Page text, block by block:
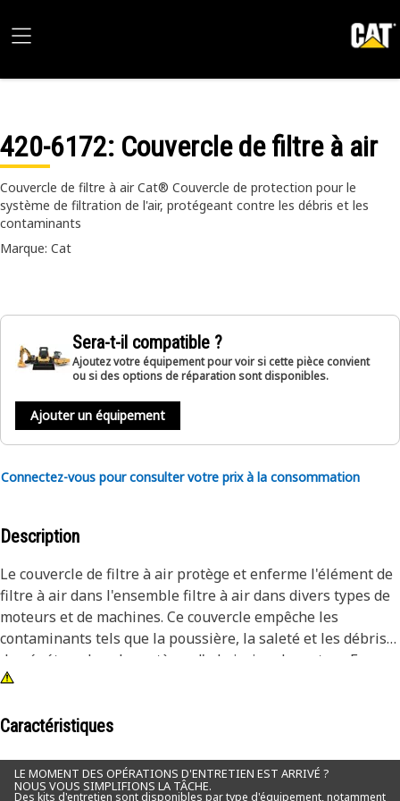
420-6172: Couvercle de filtre à air
Couvercle de filtre à air Cat® Couvercle de protection pour le
système de filtration de l'air, protégeant contre les débris et les
contaminants
Marque: Cat
Sera-t-il compatible ?
Ajoutez votre équipement pour voir si cette pièce convient
ou si des options de réparation sont disponibles.
Ajouter un équipement
Connectez-vous pour consulter votre prix à la consommation
Description
Le couvercle de filtre à air protège et enferme l'élément de
filtre à air dans l'ensemble filtre à air dans divers types de
moteurs et de machines. Ce couvercle empêche les
contaminants tels que la poussière, la saleté et les débris
de pénétrer dans le système d'admission du moteur. En
maintenant un flux d'air propre et filtré, le couvercle du
des performances optimales et à une durée de vie
Attributs:
Caractéristiques
LE MOMENT DES OPÉRATIONS D'ENTRETIEN EST ARRIVÉ ?
NOUS VOUS SIMPLIFIONS LA TÂCHE.
Des kits d'entretien sont disponibles par type d'équipement, notamment